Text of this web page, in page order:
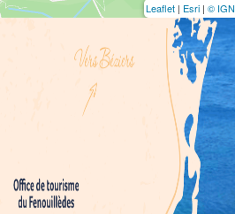
Leaflet | Esri | © IGN